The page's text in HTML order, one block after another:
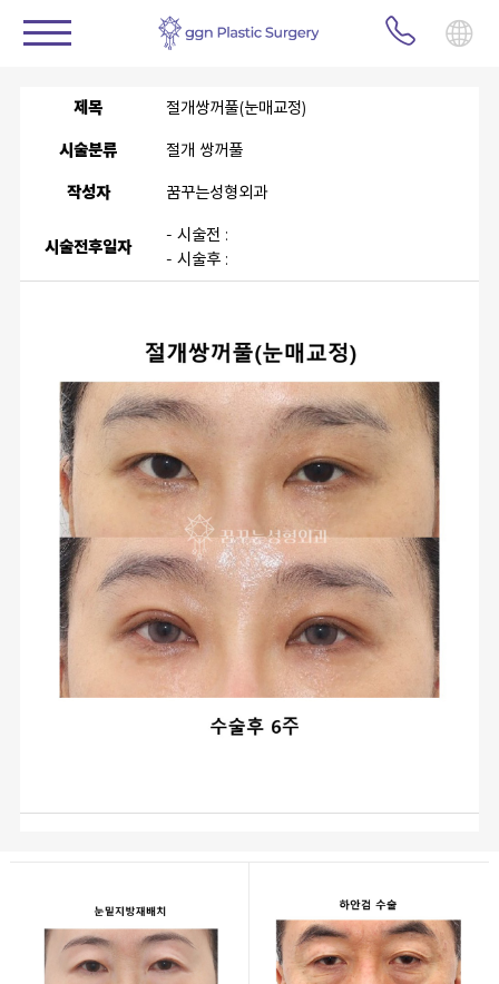
제목 절개쌍꺼풀(눈매교정)
시술분류 절개 쌍꺼풀
작성자 꿈꾸는성형외과
시술전후일자
- 시술전 :
- 시술후 :